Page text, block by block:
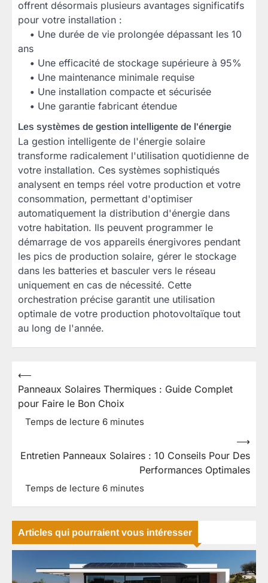
offrent désormais plusieurs avantages significatifs
pour votre installation :
• Une durée de vie prolongée dépassant les 10
ans
• Une efficacité de stockage supérieure à 95%
• Une maintenance minimale requise
• Une installation compacte et sécurisée
• Une garantie fabricant étendue
Les systèmes de gestion intelligente de l'énergie
La gestion intelligente de l'énergie solaire
transforme radicalement l'utilisation quotidienne de
votre installation. Ces systèmes sophistiqués
analysent en temps réel votre production et votre
consommation, permettant d'optimiser
automatiquement la distribution d'énergie dans
votre habitation. Ils peuvent programmer le
démarrage de vos appareils énergivores pendant
les pics de production solaire, gérer le stockage
dans les batteries et basculer vers le réseau
uniquement en cas de nécessité. Cette
orchestration précise garantit une utilisation
optimale de votre production photovoltaïque tout
au long de l'année.
Navigation
de
l’article
⟵
Panneaux Solaires Thermiques : Guide Complet
pour Faire le Bon Choix
Entretien Panneaux Solaires : 10 Conseils Pour Des
Performances Optimales
⟶
Articles qui pourraient vous intéresser